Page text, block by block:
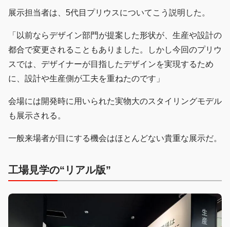
展示担当者は、5代目プリウスについてこう説明した。
「以前ならデザイン部門が提案した形状が、生産や設計の
都合で変更されることもありました。しかし今回のプリウ
スでは、デザイナーが目指したデザインを実現するため
に、設計や生産側が工夫を重ねたのです」
会場には開発時に用いられた実物大のスタイリングモデル
も展示される。
一般来場者が目にする機会はほとんどない貴重な展示だ。
工場見学の“リアル版”